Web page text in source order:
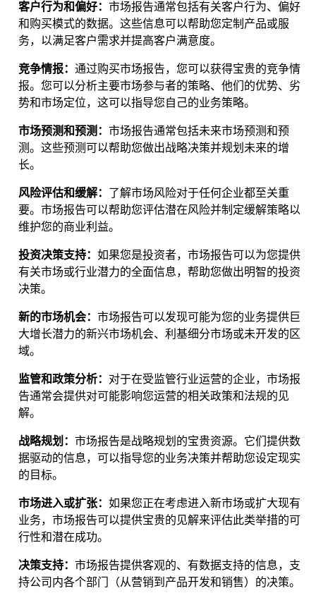
客户行为和偏好： 市场报告通常包括有关客户行为、偏好
和购买模式的数据。这些信息可以帮助您定制产品或服
务，以满足客户需求并提高客户满意度。
竞争情报： 通过购买市场报告，您可以获得宝贵的竞争情
报。您可以分析主要市场参与者的策略、他们的优势、劣
势和市场定位，这可以指导您自己的业务策略。
市场预测和预测： 市场报告通常包括未来市场预测和预
测。这些预测可以帮助您做出战略决策并规划未来的增
长。
风险评估和缓解： 了解市场风险对于任何企业都至关重
要。市场报告可以帮助您评估潜在风险并制定缓解策略以
维护您的商业利益。
投资决策支持： 如果您是投资者，市场报告可以为您提供
有关市场或行业潜力的全面信息，帮助您做出明智的投资
决策。
新的市场机会： 市场报告可以发现可能为您的业务提供巨
大增长潜力的新兴市场机会、利基细分市场或未开发的区
域。
监管和政策分析： 对于在受监管行业运营的企业，市场报
告通常会提供对可能影响您运营的相关政策和法规的见
解。
战略规划： 市场报告是战略规划的宝贵资源。它们提供数
据驱动的信息，可以指导您的业务决策并帮助您设定现实
的目标。
市场进入或扩张： 如果您正在考虑进入新市场或扩大现有
业务，市场报告可以提供宝贵的见解来评估此类举措的可
行性和潜在成功。
决策支持： 市场报告提供客观的、有数据支持的信息，支
持公司内各个部门（从营销到产品开发和销售）的决策。